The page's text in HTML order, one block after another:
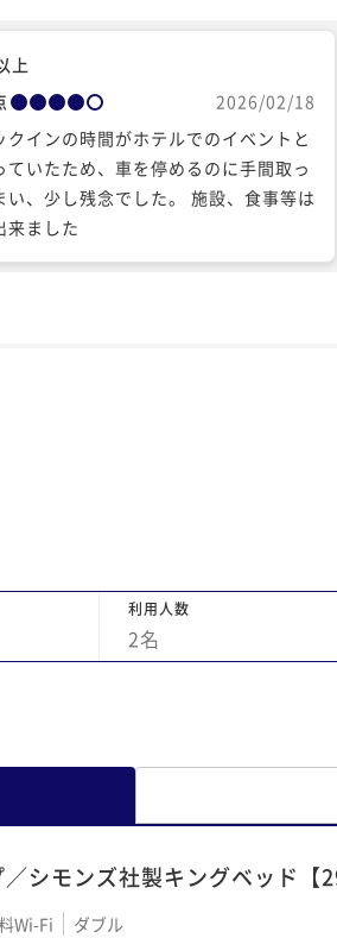
上
2026/02/18
クインの時間がホテルでのイベントと
ていたため、車を停めるのに手間取っ
い、少し残念でした。 施設、食事等は
来ました
利用人数
2名
シモンズ社製キングベッド【
Wi-Fi ダブル